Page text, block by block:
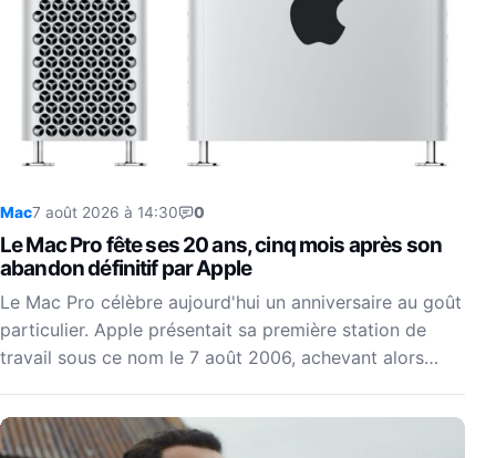
Mac7 août 2026 à 14:30 0
Le Mac Pro fête ses 20 ans, cinq mois après son
abandon définitif par Apple
Le Mac Pro célèbre aujourd'hui un anniversaire au goût
particulier. Apple présentait sa première station de
travail sous ce nom le 7 août 2006, achevant alors…